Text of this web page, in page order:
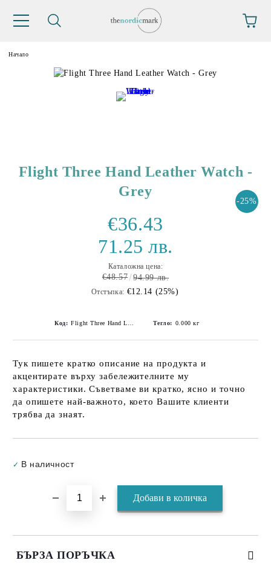
Начало
Flight Three Hand Leather Watch -
Grey
-25%
€36.43
71.25 лв.
Каталожна цена:
€48.57 94.99 лв.
Отстъпка: €12.14 (25%)
Код: Тегло: 0.000 кг
Тук пишете кратко описание на продукта и
акцентирате върху забележителните му
характеристики. Съветваме ви кратко, ясно и точно
да опишете най-важното, което Вашите клиенти
трябва да знаят.
✓ В наличност
БЪРЗА ПОРЪЧКА